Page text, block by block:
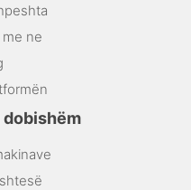
ne